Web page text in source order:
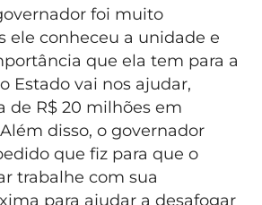
foi muito
ele conheceu a unidade e
que ela tem para a
Estado vai nos ajudar,
de R$ 20 milhões em
disso, o governador
que fiz para que o
trabalhe com sua
para ajudar a desafogar